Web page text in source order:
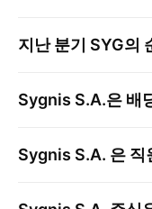
지난 분기 SYG의
Sygnis S.A.은 배
Sygnis S.A. 은 직